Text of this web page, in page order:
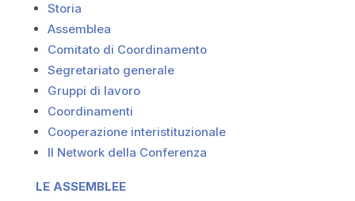
Storia
Assemblea
Comitato di Coordinamento
Segretariato generale
Gruppi di lavoro
Coordinamenti
Cooperazione interistituzionale
Il Network della Conferenza
LE ASSEMBLEE